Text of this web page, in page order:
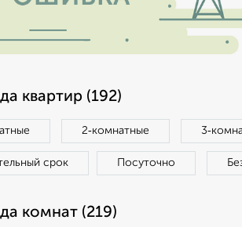
квартир (192)
2‑комнатные
срок Посуточно
комнат (219)